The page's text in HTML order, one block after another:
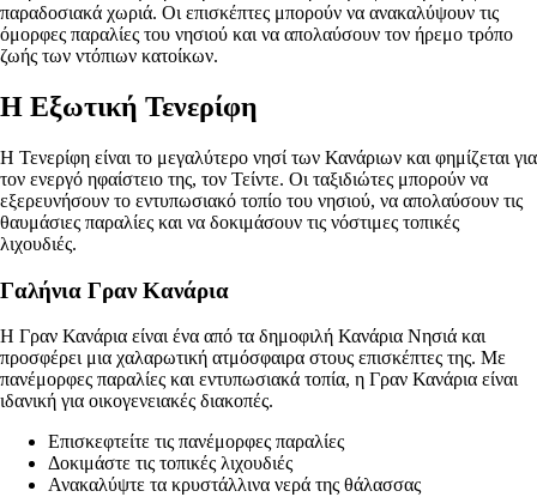
παραδοσιακά χωριά. Οι επισκέπτες μπορούν να ανακαλύψουν τις
όμορφες παραλίες του νησιού και να απολαύσουν τον ήρεμο τρόπο
ζωής των ντόπιων κατοίκων.
Η Εξωτική Τενερίφη
Η Τενερίφη είναι το μεγαλύτερο νησί των Κανάριων και φημίζεται για
τον ενεργό ηφαίστειο της, τον Τείντε. Οι ταξιδιώτες μπορούν να
εξερευνήσουν το εντυπωσιακό τοπίο του νησιού, να απολαύσουν τις
θαυμάσιες παραλίες και να δοκιμάσουν τις νόστιμες τοπικές
λιχουδιές.
Γαλήνια Γραν Κανάρια
Η Γραν Κανάρια είναι ένα από τα δημοφιλή Κανάρια Νησιά και
προσφέρει μια χαλαρωτική ατμόσφαιρα στους επισκέπτες της. Με
πανέμορφες παραλίες και εντυπωσιακά τοπία, η Γραν Κανάρια είναι
ιδανική για οικογενειακές διακοπές.
Επισκεφτείτε τις πανέμορφες παραλίες
Δοκιμάστε τις τοπικές λιχουδιές
Ανακαλύψτε τα κρυστάλλινα νερά της θάλασσας